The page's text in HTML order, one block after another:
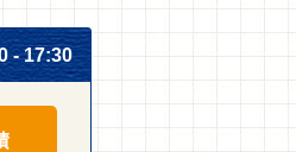
- 17:30